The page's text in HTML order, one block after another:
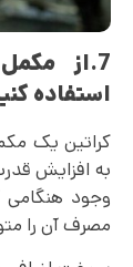
7.از
استفاده
کراتین یک
به افزایش
وجود هنگامی
مصرف آن را